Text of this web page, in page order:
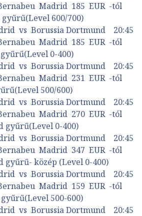
Madrid 185 EUR -tól
600/700)
vs Borussia Dortmund 20:45
Madrid 185 EUR -tól
0-400)
vs Borussia Dortmund 20:45
Madrid 231 EUR -tól
500/600)
vs Borussia Dortmund 20:45
Madrid 270 EUR -tól
gyűrű(Level 0-400)
vs Borussia Dortmund 20:45
Madrid 347 EUR -tól
gyűrű- közép (Level 0-400)
vs Borussia Dortmund 20:45
Madrid 159 EUR -tól
500-600)
vs Borussia Dortmund 20:45